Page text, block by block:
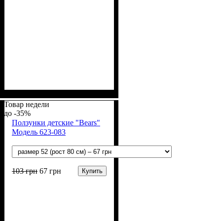
Полиэстер
начесная (80% х/б, 20% п/э)
Товар недели
-35%
Ползунки детские "Bears"
Модель 623-083
103грн 67 грн Купить